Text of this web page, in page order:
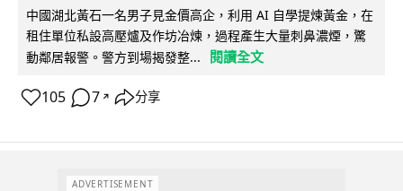
中國湖北黃石一名男子見金價高企，利用 AI 自學提煉黃金，在
租住單位私設高壓爐及作坊冶煉，過程產生大量刺鼻濃煙，驚
動鄰居報警。警方到場揭發整...
閱讀全文
105 7 ↗ 分享
ADVERTISEMENT